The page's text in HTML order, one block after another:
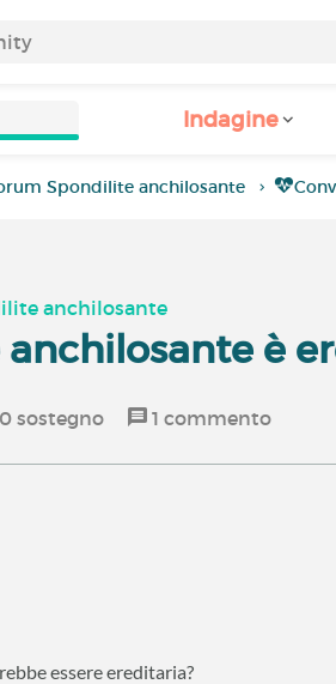
Indagine
Spondilite anchilosante
anchilosante
è
0 sostegno 1 commento
essere ereditaria?